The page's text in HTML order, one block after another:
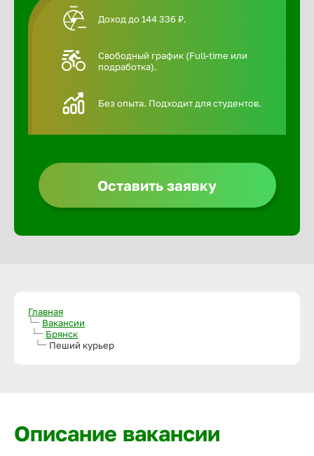
Анадырь
Доход до 144 336 ₽.
Свободный график (Full-time или
подработка).
Без опыта. Подходит для студентов.
Оставить заявку
Главная
Вакансии
Брянск
Пеший курьер
Описание вакансии